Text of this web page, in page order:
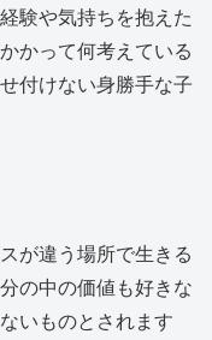
験や気持ちを抱えた
かって何考えている
付けない身勝手な子
が違う場所で生きる
の中の価値も好きな
いものとされます